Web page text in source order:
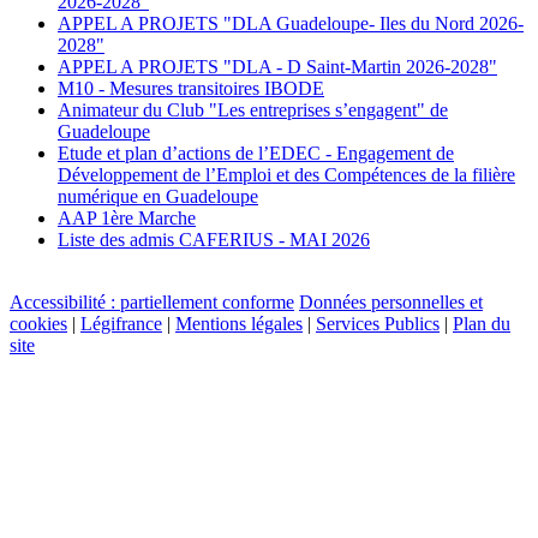
APPEL A PROJETS "DLA Guadeloupe- Iles du Nord 2026-
2028"
APPEL A PROJETS "DLA - D Saint-Martin 2026-2028"
M10 - Mesures transitoires IBODE
Animateur du Club "Les entreprises s’engagent" de
Guadeloupe
Etude et plan d’actions de l’EDEC - Engagement de
Développement de l’Emploi et des Compétences de la filière
numérique en Guadeloupe
AAP 1ère Marche
Liste des admis CAFERIUS - MAI 2026
Accessibilité : partiellement conforme Données personnelles et
cookies | Légifrance | Mentions légales | Services Publics | Plan du
site